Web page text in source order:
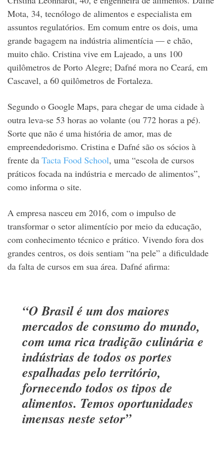
Mota, 34, tecnólogo de alimentos e especialista em
assuntos regulatórios. Em comum entre os dois, uma
grande bagagem na indústria alimentícia — e chão,
muito chão. Cristina vive em Lajeado, a uns 100
quilômetros de Porto Alegre; Dafné mora no Ceará, em
Cascavel, a 60 quilômetros de Fortaleza.
Segundo o Google Maps, para chegar de uma cidade à
outra leva-se 53 horas ao volante (ou 772 horas a pé).
Sorte que não é uma história de amor, mas de
empreendedorismo. Cristina e Dafné são os sócios à
frente da Tacta Food School, uma “escola de cursos
práticos focada na indústria e mercado de alimentos”,
como informa o site.
A empresa nasceu em 2016, com o impulso de
transformar o setor alimentício por meio da educação,
com conhecimento técnico e prático. Vivendo fora dos
grandes centros, os dois sentiam “na pele” a dificuldade
da falta de cursos em sua área. Dafné afirma:
“O Brasil é um dos maiores
mercados de consumo do mundo,
com uma rica tradição culinária e
indústrias de todos os portes
espalhadas pelo território,
fornecendo todos os tipos de
alimentos. Temos oportunidades
imensas neste setor”